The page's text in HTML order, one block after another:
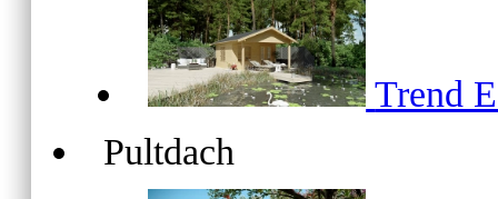
Trend
Pultdach